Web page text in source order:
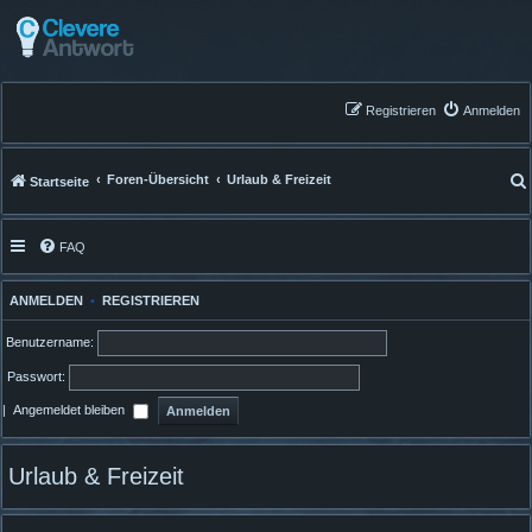
Anmelden
Registrieren
Startseite Foren-Übersicht Urlaub & Freizeit
FAQ
ANMELDEN • REGISTRIEREN
Benutzername:
Passwort:
| Angemeldet bleiben
Urlaub & Freizeit